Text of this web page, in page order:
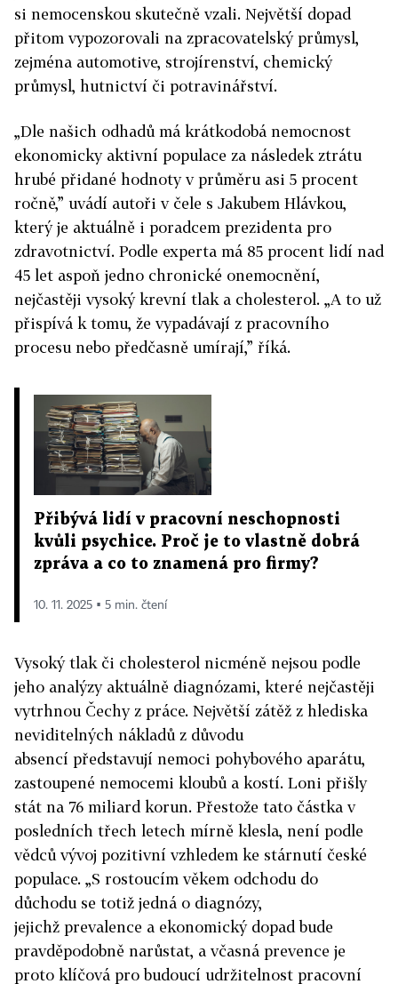
si nemocenskou skutečně vzali. Největší dopad
přitom vypozorovali na zpracovatelský průmysl,
zejména automotive, strojírenství, chemický
průmysl, hutnictví či potravinářství.
„Dle našich odhadů má krátkodobá nemocnost
ekonomicky aktivní populace za následek ztrátu
hrubé přidané hodnoty v průměru asi 5 procent
ročně,” uvádí autoři v čele s Jakubem Hlávkou,
který je aktuálně i poradcem prezidenta pro
zdravotnictví. Podle experta má 85 procent lidí nad
45 let aspoň jedno chronické onemocnění,
nejčastěji vysoký krevní tlak a cholesterol. „A to už
přispívá k tomu, že vypadávají z pracovního
procesu nebo předčasně umírají,” říká.
Přibývá lidí v pracovní neschopnosti
kvůli psychice. Proč je to vlastně dobrá
zpráva a co to znamená pro firmy?
10. 11. 2025 ▪ 5 min. čtení
Vysoký tlak či cholesterol nicméně nejsou podle
jeho analýzy aktuálně diagnózami, které nejčastěji
vytrhnou Čechy z práce. Největší zátěž z hlediska
neviditelných nákladů z důvodu
absencí představují nemoci pohybového aparátu,
zastoupené nemocemi kloubů a kostí. Loni přišly
stát na 76 miliard korun. Přestože tato částka v
posledních třech letech mírně klesla, není podle
vědců vývoj pozitivní vzhledem ke stárnutí české
populace. „S rostoucím věkem odchodu do
důchodu se totiž jedná o diagnózy,
jejichž prevalence a ekonomický dopad bude
pravděpodobně narůstat, a včasná prevence je
proto klíčová pro budoucí udržitelnost pracovní